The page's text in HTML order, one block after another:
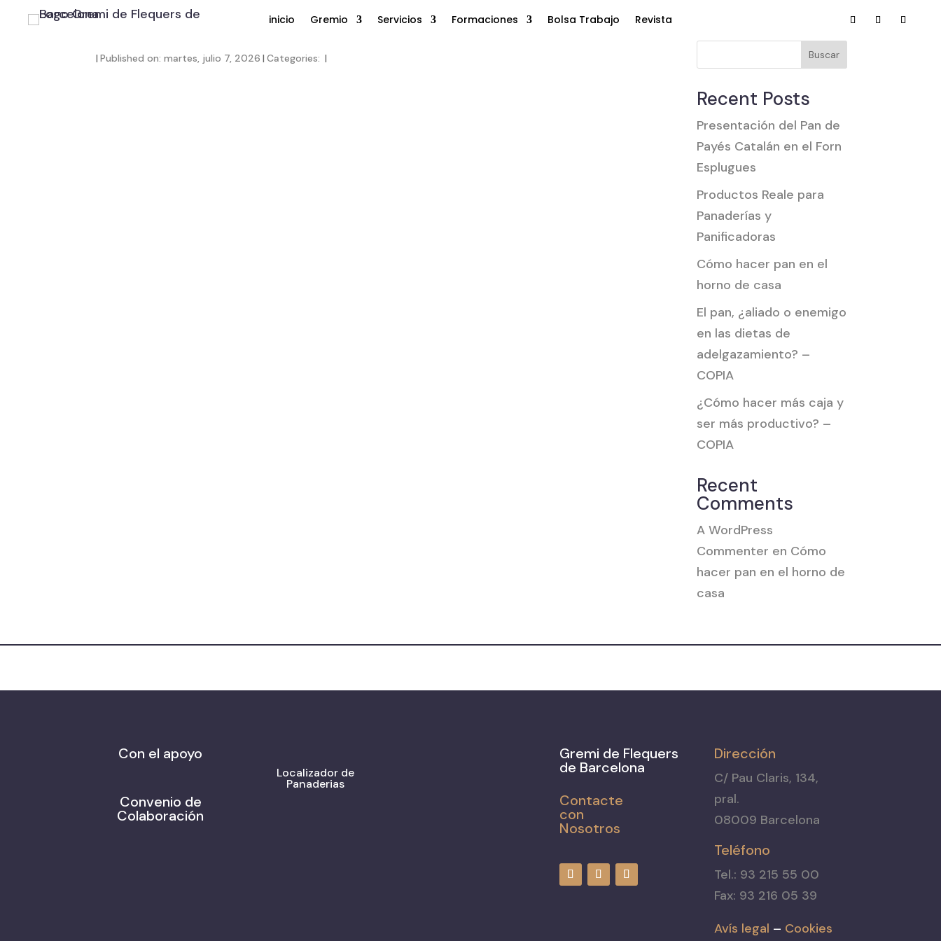
inicio Gremio Servicios Formaciones Bolsa Trabajo Revista
| Published on: martes, julio 7, 2026 | Categories: | Buscar
Recent Posts
Presentación del Pan de
Payés Catalán en el Forn
Esplugues
Productos Reale para
Panaderías y
Panificadoras
Cómo hacer pan en el
horno de casa
El pan, ¿aliado o enemigo
en las dietas de
adelgazamiento? –
COPIA
¿Cómo hacer más caja y
ser más productivo? –
COPIA
Recent
Comments
A WordPress
Commenter en Cómo
hacer pan en el horno de
casa
Con el apoyo
Convenio de
Colaboración
Localizador de
Panaderias
Gremi de Flequers
de Barcelona
Contacte
con
Nosotros
Dirección
C/ Pau Claris, 134,
pral.
08009 Barcelona
Teléfono
Tel.: 93 215 55 00
Fax: 93 216 05 39
Avís legal – Cookies